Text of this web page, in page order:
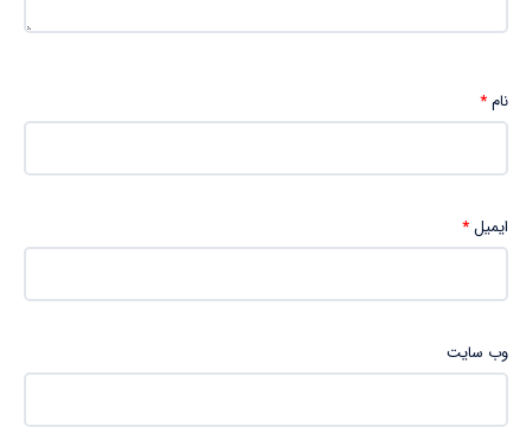
نام*
ایمیل*
وب‌ سایت